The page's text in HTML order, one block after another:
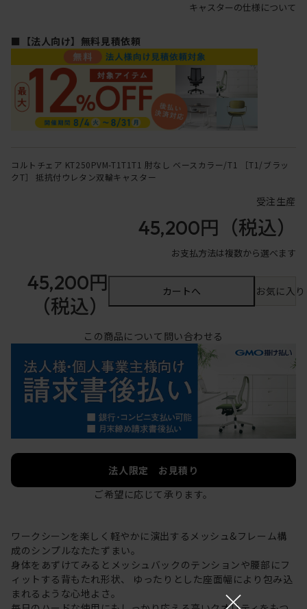
キャスターの仕様について
■【法人向け】無料見積依頼
コルトチェア KT250PVM-T1T1T1 肘なし ベースカラー/T1 ［T1/ブラッ
クT］ 抵抗付ウレタン双輪キャスター
受注生産
45,200円 （税込）
お支払方法は複数から選べます
45,200円
（税込）
カートへ お気に入
この商品について問い合わせる
法人限定 お見積り
ご希望に応じて承ります。
ワークシーンを楽しく軽やかに演出するメッシュ&フレーム構
成のシンプルなたたずまい。
身体をあずけてみるとメッシュバックのテンションや腰部にフ
ィットする背もたれ形状、 ゆったりとした座面幅により包み込
まれるような心地よさ。
×